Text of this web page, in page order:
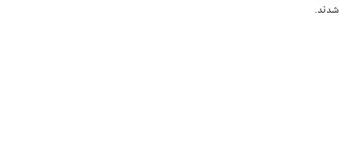
شدند.